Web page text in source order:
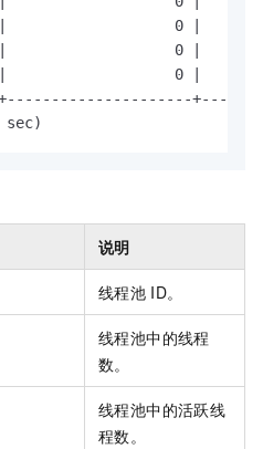
说明
线程池 ID。
线程池中的线程
数。
线程池中的活跃线
程数。